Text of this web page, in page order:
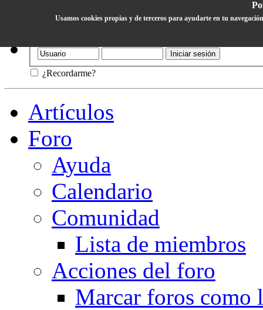
¿Recordarme?
Usamos cookies propias y de terceros para ayudarte en tu
Artículos
Foro
Ayuda
Calendario
Comunidad
Lista de miembros
Acciones del foro
Marcar foros como